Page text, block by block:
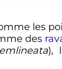
les
des
),